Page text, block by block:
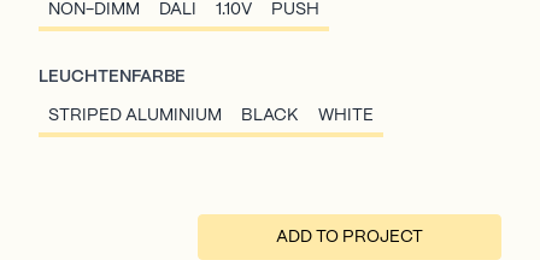
NON-DIMM DALI 1.10V PUSH
LEUCHTENFARBE
STRIPED ALUMINIUM BLACK WHITE
ADD TO PROJECT